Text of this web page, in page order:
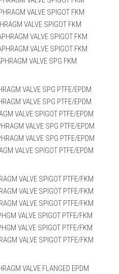
VALVE SPIGOT FKM
VALVE SPIGOT FKM
VALVE SPIGOT FKM
VALVE SPIGOT FKM
VALVE SPG FKM
VALVE SPG PTFE/EPDM
VALVE SPG PTFE/EPDM
VALVE SPIGOT PTFE/EPDM
VALVE SPG PTFE/EPDM
VALVE SPG PTFE/EPDM
VALVE SPIGOT PTFE/EPDM
VALVE SPIGOT PTFE/FKM
VALVE SPIGOT PTFE/FKM
VALVE SPIGOT PTFE/FKM
VALVE SPIGOT PTFE/FKM
VALVE SPIGOT PTFE/FKM
VALVE SPIGOT PTFE/FKM
VALVE FLANGED EPDM